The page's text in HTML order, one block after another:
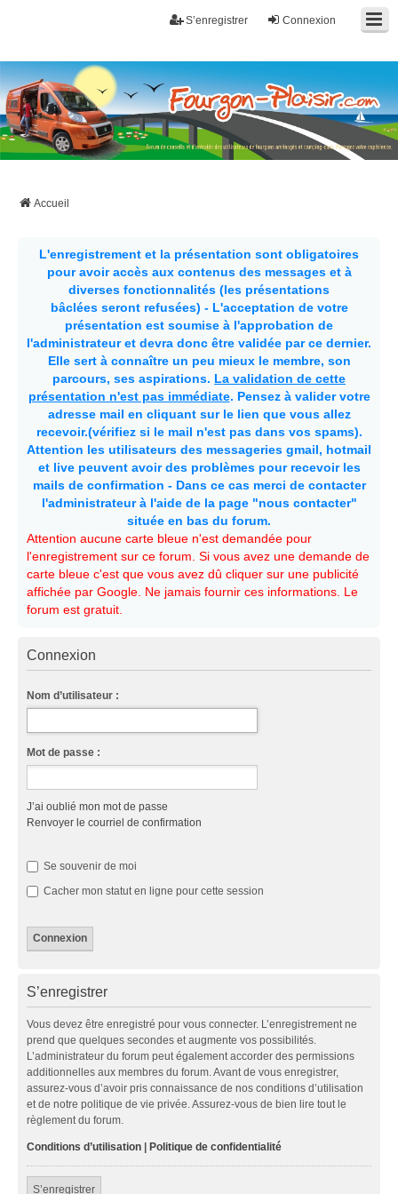
Connexion
S’enregistrer
Fourgon-plaisir.com
Forum de conseils et d'entraide des utilisateurs de fourgons, fourgons
aménagés, vans et de camping-car. Partagez votre expérience.
Accueil
L'enregistrement et la présentation sont obligatoires
pour avoir accès aux contenus des messages et à
diverses fonctionnalités (les présentations
bâclées seront refusées) - L'acceptation de votre
présentation est soumise à l'approbation de
l'administrateur et devra donc être validée par ce dernier.
Elle sert à connaître un peu mieux le membre, son
parcours, ses aspirations. La validation de cette
présentation n'est pas immédiate. Pensez à valider votre
adresse mail en cliquant sur le lien que vous allez
recevoir.(vérifiez si le mail n'est pas dans vos spams).
Attention les utilisateurs des messageries gmail, hotmail
et live peuvent avoir des problèmes pour recevoir les
mails de confirmation - Dans ce cas merci de contacter
l'administrateur à l'aide de la page "nous contacter"
située en bas du forum.
Attention aucune carte bleue n'est demandée pour
l'enregistrement sur ce forum. Si vous avez une demande de
carte bleue c'est que vous avez dû cliquer sur une publicité
affichée par Google. Ne jamais fournir ces informations. Le
forum est gratuit.
Connexion
Nom d’utilisateur :
Mot de passe :
J’ai oublié mon mot de passe
Renvoyer le courriel de confirmation
Se souvenir de moi
Cacher mon statut en ligne pour cette session
S’enregistrer
Vous devez être enregistré pour vous connecter. L’enregistrement ne
prend que quelques secondes et augmente vos possibilités.
L’administrateur du forum peut également accorder des permissions
additionnelles aux membres du forum. Avant de vous enregistrer,
assurez-vous d’avoir pris connaissance de nos conditions d’utilisation
et de notre politique de vie privée. Assurez-vous de bien lire tout le
règlement du forum.
Conditions d’utilisation Politique de confidentialité
S’enregistrer